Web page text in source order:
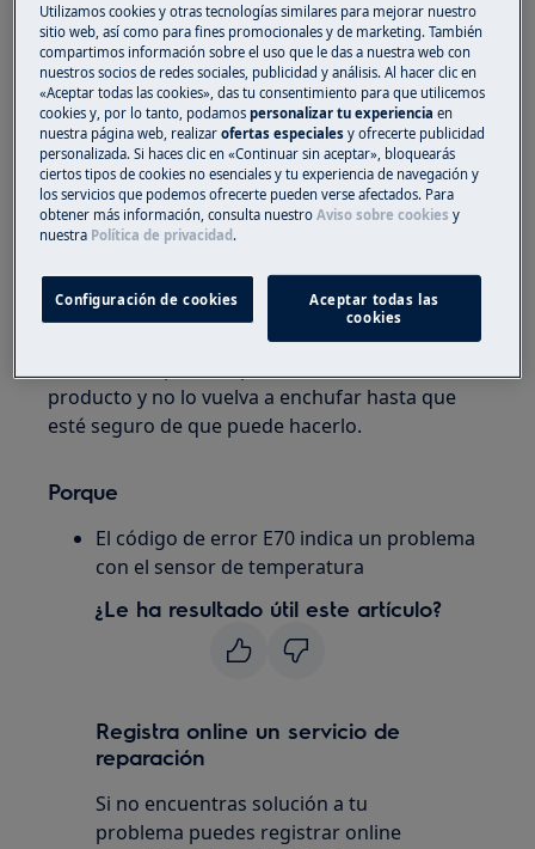
1. Póngase en contacto con un centro de
servicio autorizado.
Se recomienda una visita de servicio de uno de
nuestros proveedores de servicios aprobados.
Tome nota del código de error informado y
cítelo cuando lo solicite a un ingeniero. Esto no
resolverá su problema, pero ayudará a nuestro
Advertencia:No recomendamos utilizar el
producto hasta que el problema se haya
producto y no lo vuelva a enchufar hasta que
esté seguro de que puede hacerlo.
Porque
El código de error E70 indica un problema
con el sensor de temperatura
¿Le ha resultado útil este artículo?
Registra online un servicio de
reparación
Si no encuentras solución a tu
problema puedes registrar online
Utilizamos cookies y otras tecnologías similares para mejorar nuestro
sitio web, así como para fines promocionales y de marketing. También
compartimos información sobre el uso que le das a nuestra web con
nuestros socios de redes sociales, publicidad y análisis. Al hacer clic en
«Aceptar todas las cookies», das tu consentimiento para que utilicemos
cookies y, por lo tanto, podamospersonalizar tu experienciaen
nuestra página web, realizarofertas especiales y ofrecerte publicidad
personalizada. Si haces clic en «Continuar sin aceptar», bloquearás
ciertos tipos de cookies no esenciales y tu experiencia de navegación y
los servicios que podemos ofrecerte pueden verse afectados. Para
obtener más información, consulta nuestroAviso sobre cookies y
nuestra Política de privacidad .
Configuración de cookies
Aceptar todas las
cookies